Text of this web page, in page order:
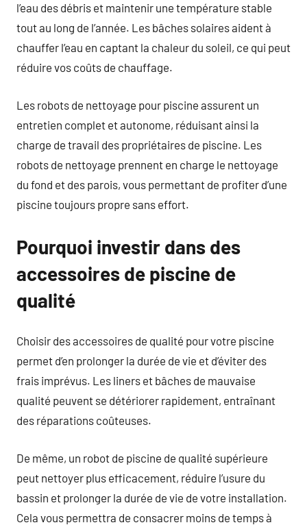
l’eau des débris et maintenir une température stable
tout au long de l’année. Les bâches solaires aident à
chauffer l’eau en captant la chaleur du soleil, ce qui peut
réduire vos coûts de chauffage.
Les robots de nettoyage pour piscine assurent un
entretien complet et autonome, réduisant ainsi la
charge de travail des propriétaires de piscine. Les
robots de nettoyage prennent en charge le nettoyage
du fond et des parois, vous permettant de profiter d’une
piscine toujours propre sans effort.
Pourquoi investir dans des
accessoires de piscine de
qualité
Choisir des accessoires de qualité pour votre piscine
permet d’en prolonger la durée de vie et d’éviter des
frais imprévus. Les liners et bâches de mauvaise
qualité peuvent se détériorer rapidement, entraînant
des réparations coûteuses.
De même, un robot de piscine de qualité supérieure
peut nettoyer plus efficacement, réduire l’usure du
bassin et prolonger la durée de vie de votre installation.
Cela vous permettra de consacrer moins de temps à